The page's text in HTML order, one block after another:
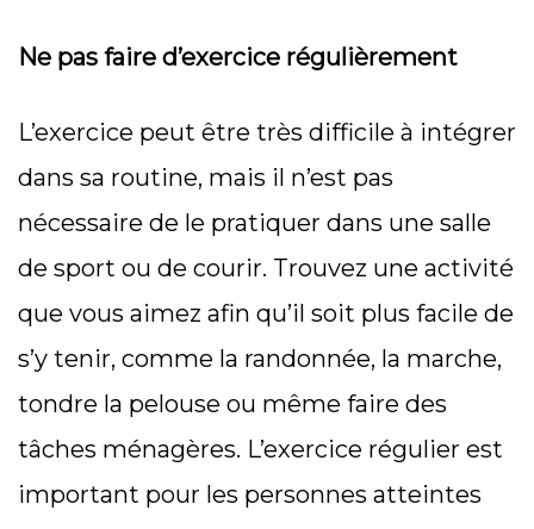
Ne pas faire d’exercice régulièrement
L’exercice peut être très difficile à intégrer
dans sa routine, mais il n’est pas
nécessaire de le pratiquer dans une salle
de sport ou de courir. Trouvez une activité
que vous aimez afin qu’il soit plus facile de
s’y tenir, comme la randonnée, la marche,
tondre la pelouse ou même faire des
tâches ménagères. L’exercice régulier est
important pour les personnes atteintes